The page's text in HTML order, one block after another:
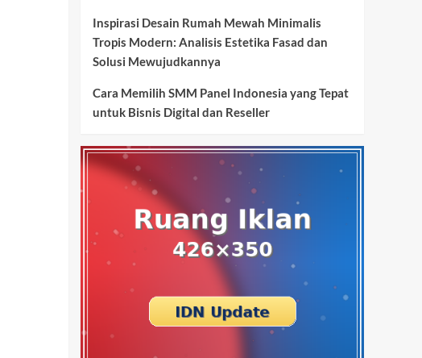
Inspirasi Desain Rumah Mewah Minimalis
Tropis Modern: Analisis Estetika Fasad dan
Solusi Mewujudkannya
Cara Memilih SMM Panel Indonesia yang Tepat
untuk Bisnis Digital dan Reseller